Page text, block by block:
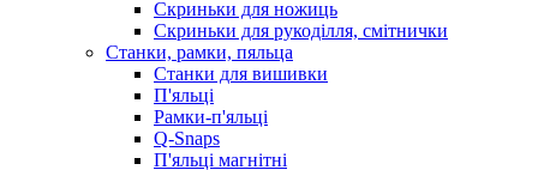
Скриньки для ножиць
Скриньки для рукоділля, смітнички
Станки, рамки, пяльца
Станки для вишивки
П'яльці
Рамки-п'яльці
Q-Snaps
П'яльці магнітні